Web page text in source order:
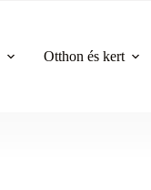
Otthon és kert